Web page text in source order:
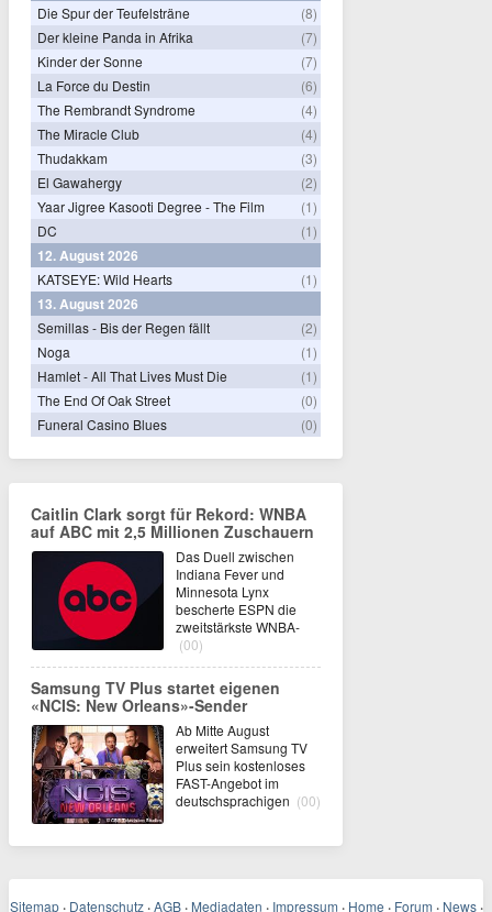
Die Spur der Teufelsträne
(8)
Der kleine Panda in Afrika
(7)
Kinder der Sonne
(7)
La Force du Destin
(6)
The Rembrandt Syndrome
(4)
The Miracle Club
(4)
Thudakkam
(3)
El Gawahergy
(2)
Yaar Jigree Kasooti Degree - The Film
(1)
DC
(1)
12. August 2026
KATSEYE: Wild Hearts (1)
13. August 2026
Semillas - Bis der Regen fällt
(2)
Noga
(1)
Hamlet - All That Lives Must Die
(1)
The End Of Oak Street
(0)
Funeral Casino Blues
(0)
Caitlin Clark sorgt für Rekord: WNBA
auf ABC mit 2,5 Millionen Zuschauern
Das Duell zwischen
Indiana Fever und
Minnesota Lynx
bescherte ESPN die
zweitstärkste WNBA-
(00)
Samsung TV Plus startet eigenen
«NCIS: New Orleans»-Sender
Ab Mitte August
erweitert Samsung TV
Plus sein kostenloses
FAST-Angebot im
deutschsprachigen (00)
Sitemap · Datenschutz · AGB · Mediadaten · Impressum · Home · Forum · News ·